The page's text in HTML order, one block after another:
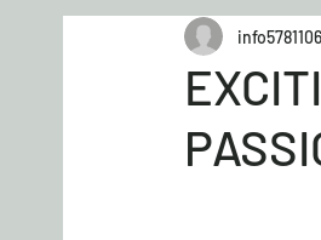
info5781106